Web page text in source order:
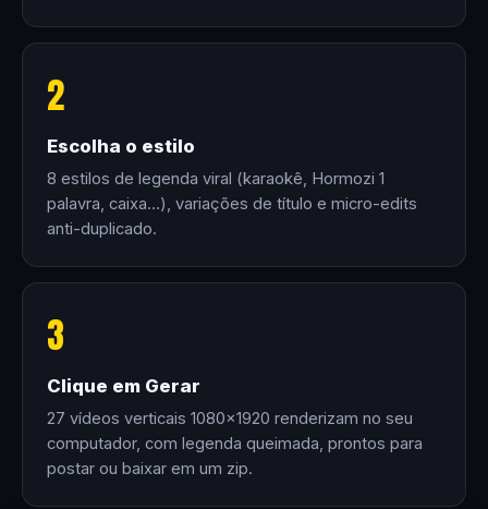
2
Escolha o estilo
8 estilos de legenda viral (karaokê, Hormozi 1
palavra, caixa…), variações de título e micro-edits
anti-duplicado.
3
Clique em Gerar
27 vídeos verticais 1080×1920 renderizam no seu
computador, com legenda queimada, prontos para
postar ou baixar em um zip.